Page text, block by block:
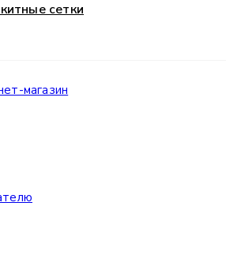
сетки
магазин